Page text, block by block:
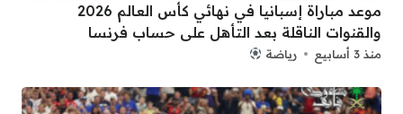
موعد مباراة إسبانيا في نهائي كأس العالم 2026
والقنوات الناقلة بعد التأهل على حساب فرنسا
منذ 3 أسابيع رياضة